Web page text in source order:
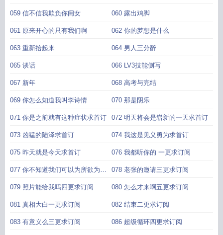
059 信不信我欺负你闺女 060 露出鸡脚
061 原来开心的只有我们啊 062 你的梦想是什么
063 重新拾起来 064 男人三分醉
065 谈话 066 LV3技能侧写
067 新年 068 高考与完结
069 你怎么知道我叫李诗情 070 那是阴乐
071 你是之前就有这种症状求首订 072 明天将会是崭新的一天求首订
073 凶猛的陆泽求首订 074 我这是见义勇为求首订
075 昨天就是今天求首订 076 我都听你的 一更求订阅
077 你不知道我们可以为所欲为吗
二更求订阅
078 老张的邀请三更求订阅
079 照片能给我吗四更求订阅 080 怎么才来啊五更求订阅
081 真相大白一更求订阅 082 结束二更求订阅
083 有意义么三更求订阅 086 超级循环四更求订阅